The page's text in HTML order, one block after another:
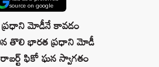
source on google
ప్రధాని మోడీనే కావడం
తొలి భారత ప్రధాని మోడీ
ఫికో ఘన స్వాగతం